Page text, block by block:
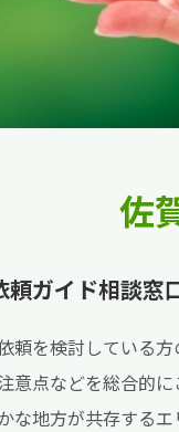
佐
頼ガイド相談窓
頼を検討している
意点などを総合的
な地方が共存する